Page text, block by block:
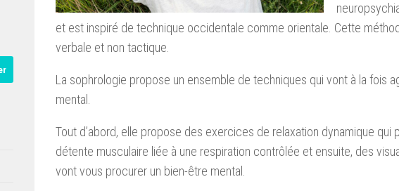
et est inspiré de technique occidentale comme orientale. Cette
verbale et non tactique.
La sophrologie propose un ensemble de techniques qui vont à la fois
mental.
Tout d’abord, elle propose des exercices de relaxation dynamique qui
détente musculaire liée à une respiration contrôlée et ensuite, des
vont vous procurer un bien-être mental.